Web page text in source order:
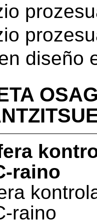
diseño
raino
raino